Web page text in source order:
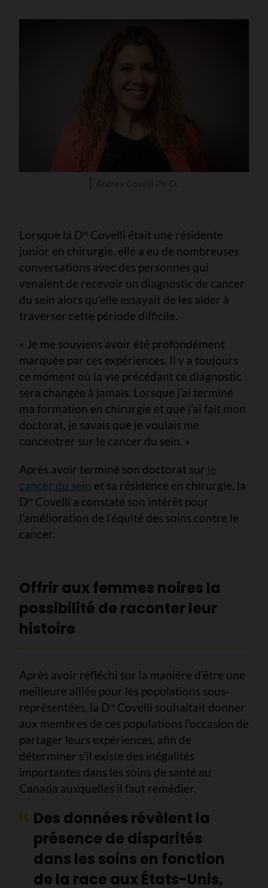
Lorsque la Dre Covelli était une résidente
junior en chirurgie, elle a eu de nombreuses
conversations avec des personnes qui
venaient de recevoir un diagnostic de cancer
du sein alors qu’elle essayait de les aider à
traverser cette période difficile.
« Je me souviens avoir été profondément
marquée par ces expériences. Il y a toujours
ce moment où la vie précédant ce diagnostic
sera changée à jamais. Lorsque j’ai terminé
ma formation en chirurgie et que j’ai fait mon
doctorat, je savais que je voulais me
concentrer sur le cancer du sein. »
Après avoir terminé son doctorat sur le
cancer du sein et sa résidence en chirurgie, la
Dre Covelli a constaté son intérêt pour
l’amélioration de l’équité des soins contre le
cancer.
Offrir aux femmes noires la
possibilité de raconter leur
histoire
Après avoir réfléchi sur la manière d’être une
meilleure alliée pour les populations sous-
représentées, la Dre Covelli souhaitait donner
aux membres de ces populations l’occasion de
partager leurs expériences, afin de
déterminer s’il existe des inégalités
importantes dans les soins de santé au
Canada auxquelles il faut remédier.
Des données révèlent la
présence de disparités
dans les soins en fonction
de la race aux États-Unis,